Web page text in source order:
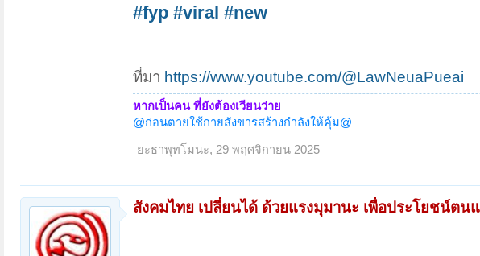
#fyp #viral #new
ที่มา https://www.youtube.com/@LawNeuaPueai
หากเป็นคน ที่ยังต้องเวียนว่าย
@ก่อนตายใช้กายสังขารสร้างกำลังให้คุ้ม@
ยะธาพุทโมนะ, 29 พฤศจิกายน 2025
สังคมไทย เปลี่ยนได้ ด้วยแรงมุมานะ เพื่อประโยชน์ตน